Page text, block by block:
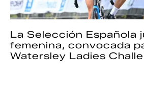
La Selección Española
femenina, convocada
Watersley Ladies